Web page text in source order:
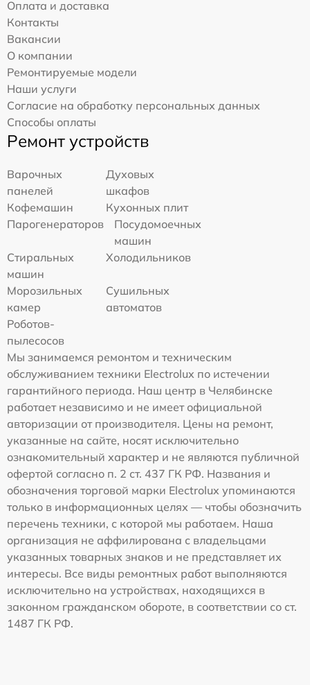
Оплата и доставка
Контакты
Вакансии
О компании
Ремонтируемые модели
Наши услуги
Согласие на обработку персональных данных
Способы оплаты
Ремонт устройств
Варочных
панелей
Духовых
шкафов
Кофемашин
Кухонных плит
Парогенераторов
Посудомоечных
машин
Стиральных
машин
Холодильников
Морозильных
камер
Сушильных
автоматов
Роботов-
пылесосов
Мы занимаемся ремонтом и техническим
обслуживанием техники Electrolux по истечении
гарантийного периода. Наш центр в Челябинске
работает независимо и не имеет официальной
авторизации от производителя. Цены на ремонт,
указанные на сайте, носят исключительно
ознакомительный характер и не являются публичной
офертой согласно п. 2 ст. 437 ГК РФ. Названия и
обозначения торговой марки Electrolux упоминаются
только в информационных целях — чтобы обозначить
перечень техники, с которой мы работаем. Наша
организация не аффилирована с владельцами
указанных товарных знаков и не представляет их
интересы. Все виды ремонтных работ выполняются
исключительно на устройствах, находящихся в
законном гражданском обороте, в соответствии со ст.
1487 ГК РФ.